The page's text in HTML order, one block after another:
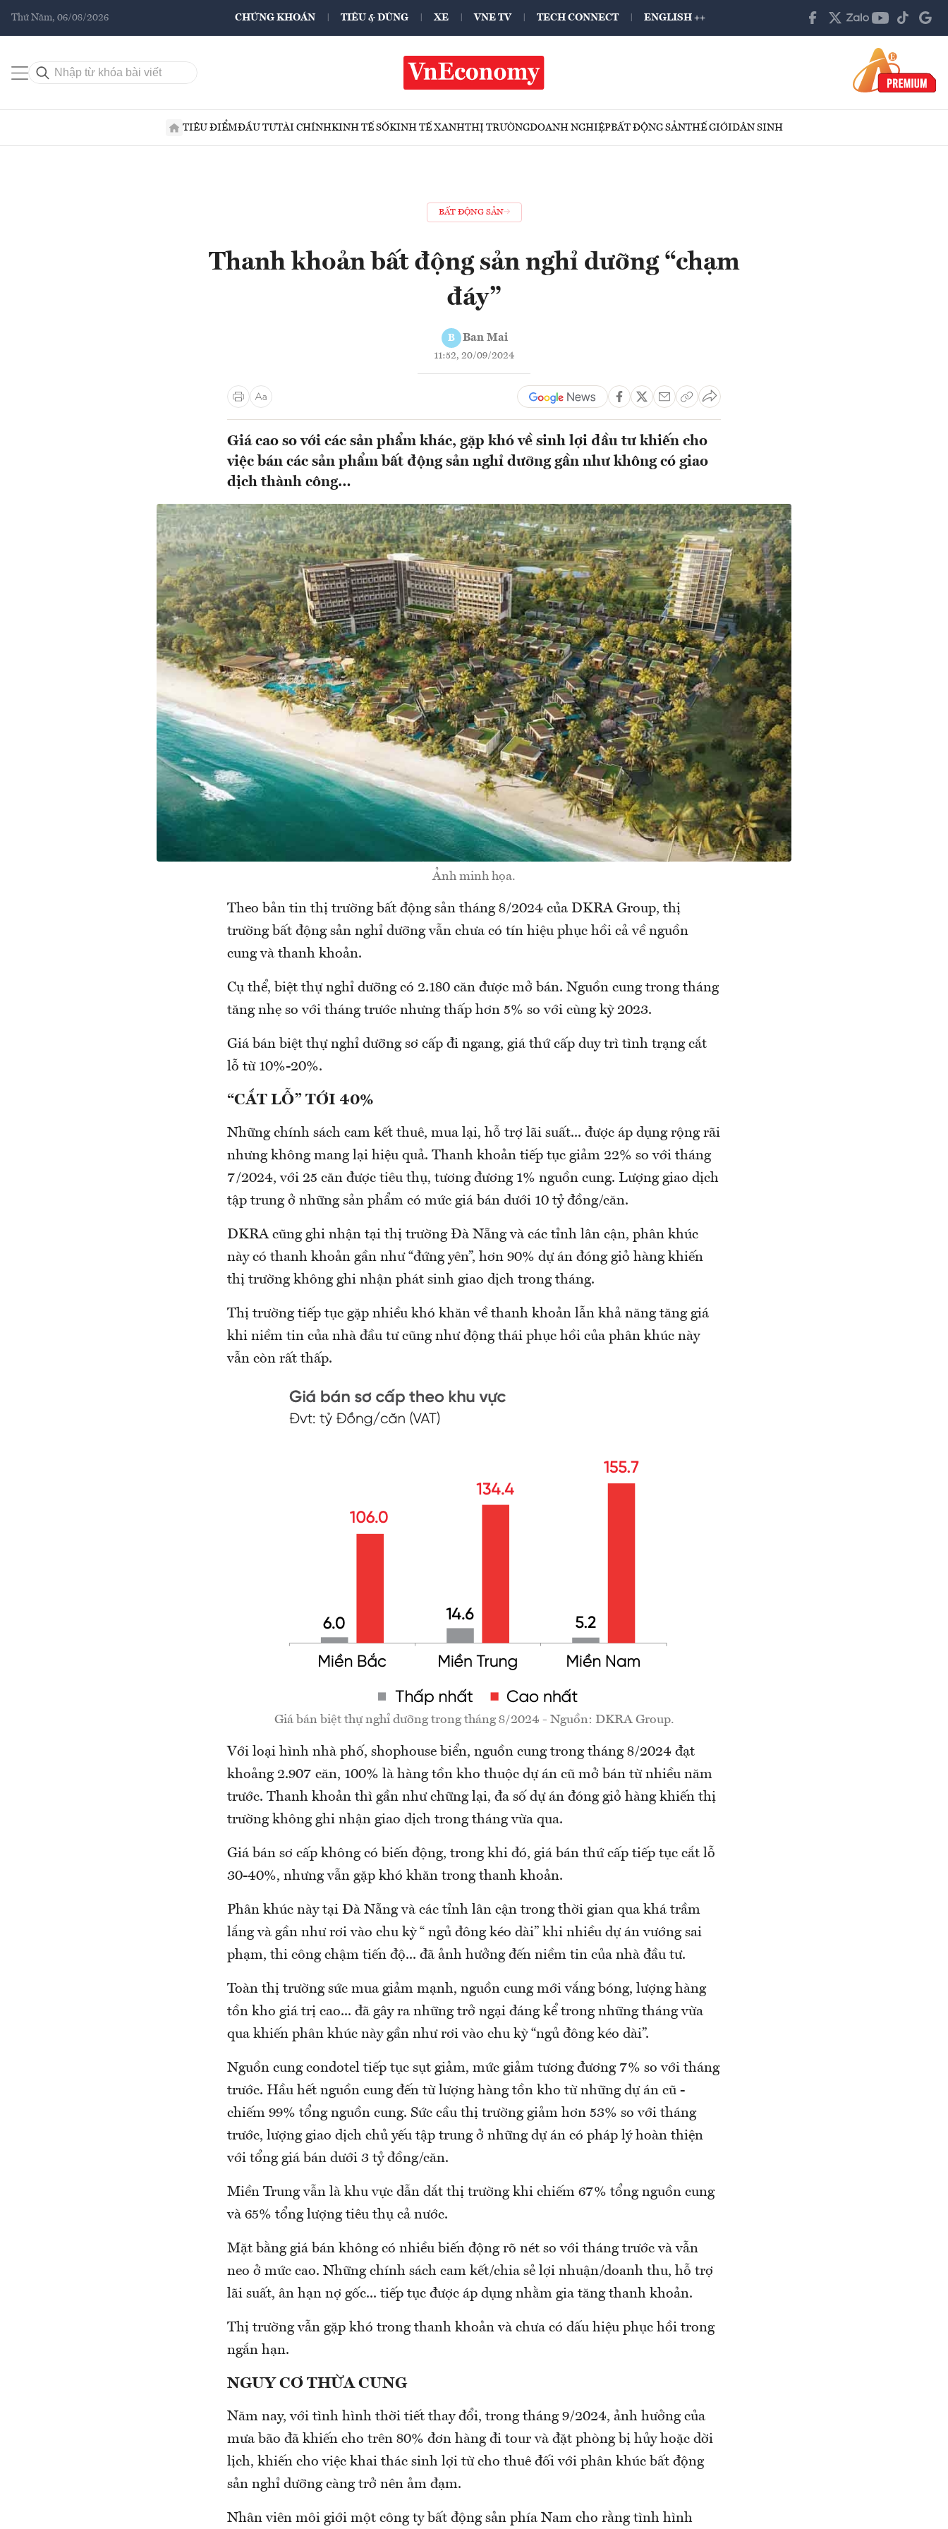
Thứ Năm, 06/08/2026 CHỨNG KHOÁN TIÊU & DÙNG XE VNE TV TECH CONNECT ENGLISH ++
TIÊU ĐIỂMĐẦU TƯTÀI CHÍNHKINH TẾ SỐKINH TẾ XANHTHỊ TRƯỜNGDOANH NGHIỆPBẤT ĐỘNG SẢNTHẾ GIỚIDÂN SINH
BẤT ĐỘNG SẢN
Thanh khoản bất động sản nghỉ dưỡng “chạm
đáy”
B Ban Mai
11:52, 20/09/2024
Giá cao so với các sản phẩm khác, gặp khó về sinh lợi đầu tư khiến cho
việc bán các sản phẩm bất động sản nghỉ dưỡng gần như không có giao
dịch thành công…
Ảnh minh họa.
Theo bản tin thị trường bất động sản tháng 8/2024 của DKRA Group, thị
trường bất động sản nghỉ dưỡng vẫn chưa có tín hiệu phục hồi cả về nguồn
cung và thanh khoản.
Cụ thể, biệt thự nghỉ dưỡng có 2.180 căn được mở bán. Nguồn cung trong tháng
tăng nhẹ so với tháng trước nhưng thấp hơn 5% so với cùng kỳ 2023.
Giá bán biệt thự nghỉ dưỡng sơ cấp đi ngang, giá thứ cấp duy trì tình trạng cắt
lỗ từ 10%-20%.
“CẮT LỖ” TỚI 40%
Những chính sách cam kết thuê, mua lại, hỗ trợ lãi suất... được áp dụng rộng rãi
nhưng không mang lại hiệu quả. Thanh khoản tiếp tục giảm 22% so với tháng
7/2024, với 25 căn được tiêu thụ, tương đương 1% nguồn cung. Lượng giao dịch
tập trung ở những sản phẩm có mức giá bán dưới 10 tỷ đồng/căn.
DKRA cũng ghi nhận tại thị trường Đà Nẵng và các tỉnh lân cận, phân khúc
này có thanh khoản gần như “đứng yên”, hơn 90% dự án đóng giỏ hàng khiến
thị trường không ghi nhận phát sinh giao dịch trong tháng.
Thị trường tiếp tục gặp nhiều khó khăn về thanh khoản lẫn khả năng tăng giá
khi niềm tin của nhà đầu tư cũng như động thái phục hồi của phân khúc này
vẫn còn rất thấp.
Giá bán biệt thự nghỉ dưỡng trong tháng 8/2024 - Nguồn: DKRA Group.
Với loại hình nhà phố, shophouse biển, nguồn cung trong tháng 8/2024 đạt
khoảng 2.907 căn, 100% là hàng tồn kho thuộc dự án cũ mở bán từ nhiều năm
trước. Thanh khoản thì gần như chững lại, đa số dự án đóng giỏ hàng khiến thị
trường không ghi nhận giao dịch trong tháng vừa qua.
Giá bán sơ cấp không có biến động, trong khi đó, giá bán thứ cấp tiếp tục cắt lỗ
30-40%, nhưng vẫn gặp khó khăn trong thanh khoản.
Phân khúc này tại Đà Nẵng và các tỉnh lân cận trong thời gian qua khá trầm
lắng và gần như rơi vào chu kỳ “ ngủ đông kéo dài” khi nhiều dự án vướng sai
phạm, thi công chậm tiến độ... đã ảnh hưởng đến niềm tin của nhà đầu tư.
Toàn thị trường sức mua giảm mạnh, nguồn cung mới vắng bóng, lượng hàng
tồn kho giá trị cao... đã gây ra những trở ngại đáng kể trong những tháng vừa
qua khiến phân khúc này gần như rơi vào chu kỳ “ngủ đông kéo dài”.
Nguồn cung condotel tiếp tục sụt giảm, mức giảm tương đương 7% so với tháng
trước. Hầu hết nguồn cung đến từ lượng hàng tồn kho từ những dự án cũ -
chiếm 99% tổng nguồn cung. Sức cầu thị trường giảm hơn 53% so với tháng
trước, lượng giao dịch chủ yếu tập trung ở những dự án có pháp lý hoàn thiện
với tổng giá bán dưới 3 tỷ đồng/căn.
Miền Trung vẫn là khu vực dẫn dắt thị trường khi chiếm 67% tổng nguồn cung
và 65% tổng lượng tiêu thụ cả nước.
Mặt bằng giá bán không có nhiều biến động rõ nét so với tháng trước và vẫn
neo ở mức cao. Những chính sách cam kết/chia sẻ lợi nhuận/doanh thu, hỗ trợ
lãi suất, ân hạn nợ gốc... tiếp tục được áp dụng nhằm gia tăng thanh khoản.
Thị trường vẫn gặp khó trong thanh khoản và chưa có dấu hiệu phục hồi trong
ngắn hạn.
NGUY CƠ THỪA CUNG
Năm nay, với tình hình thời tiết thay đổi, trong tháng 9/2024, ảnh hưởng của
mưa bão đã khiến cho trên 80% đơn hàng đi tour và đặt phòng bị hủy hoặc dời
lịch, khiến cho việc khai thác sinh lợi từ cho thuê đối với phân khúc bất động
sản nghỉ dưỡng càng trở nên ảm đạm.
Nhân viên môi giới một công ty bất động sản phía Nam cho rằng tình hình